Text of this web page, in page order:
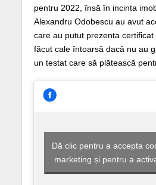
pentru 2022, însă în incinta
Alexandru Odobescu au avut
care au putut prezenta
făcut cale întoarsă dacă nu au
un testat care să plătească
Dă clic pentru a accepta
marketing și pentru a